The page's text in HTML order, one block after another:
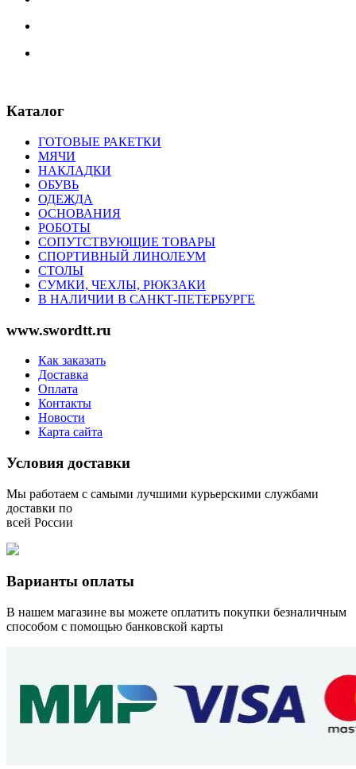
Каталог
ГОТОВЫЕ РАКЕТКИ
МЯЧИ
НАКЛАДКИ
ОБУВЬ
ОДЕЖДА
ОСНОВАНИЯ
РОБОТЫ
СОПУТСТВУЮЩИЕ ТОВАРЫ
СПОРТИВНЫЙ ЛИНОЛЕУМ
СТОЛЫ
СУМКИ, ЧЕХЛЫ, РЮКЗАКИ
В НАЛИЧИИ В САНКТ-ПЕТЕРБУРГЕ
www.swordtt.ru
Как заказать
Доставка
Оплата
Контакты
Новости
Карта сайта
Условия доставки
Мы работаем с самыми лучшими курьерскими службами
доставки по
всей России
Варианты оплаты
В нашем магазине вы можете оплатить покупки безналичным
способом с помощью банковской карты